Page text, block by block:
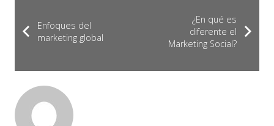
Enfoques del
marketing global
¿En qué es
diferente el
Marketing Social?